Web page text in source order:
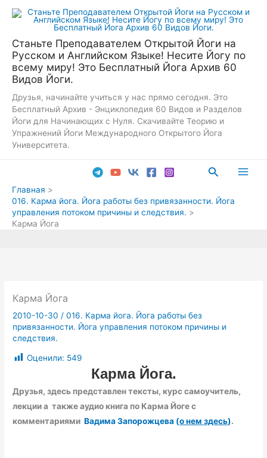
Перейти
Станьте Преподавателем Открытой Йоги на
Русском и Английском Языке! Несите Йогу по
всему миру! Это Бесплатный Йога Архив 60
Видов Йоги.
Друзья, начинайте учиться у нас прямо сегодня. Это
Бесплатный Архив - Энциклопедия 60 Видов и Разделов
Йоги для Начинающих с Нуля. Скачивайте Теорию и
Упражнений Йоги Международного Открытого Йога
Университета.
Поиск
Главная
016. Карма йога. Йога работы без привязанности. Йога
управления потоком причины и следствия.
Карма Йога
Карма Йога
2010-10-30 /016. Карма йога. Йога работы без
привязанности. Йога управления потоком причины и
следствия.
Оценили: 549
Карма Йога.
Друзья, здесь представлентексты, курс самоучитель,
лекцииа также аудио книга по Карма Йогес
комментариямиВадима Запорожцева (о нем здесь).